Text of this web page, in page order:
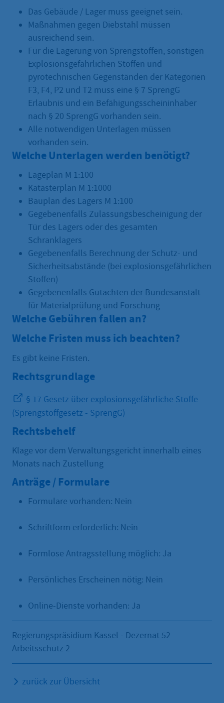
Das Gebäude / Lager muss geeignet sein.
Maßnahmen gegen Diebstahl müssen
ausreichend sein.
Für die Lagerung von Sprengstoffen, sonstigen
Explosionsgefährlichen Stoffen und
pyrotechnischen Gegenständen der Kategorien
F3, F4, P2 und T2 muss eine § 7 SprengG
Erlaubnis und ein Befähigungsscheininhaber
nach § 20 SprengG vorhanden sein.
Alle notwendigen Unterlagen müssen
vorhanden sein.
Welche Unterlagen werden benötigt?
Lageplan M 1:100
Katasterplan M 1:1000
Bauplan des Lagers M 1:100
Gegebenenfalls Zulassungsbescheinigung der
Tür des Lagers oder des gesamten
Schranklagers
Gegebenenfalls Berechnung der Schutz- und
Sicherheitsabstände (bei explosionsgefährlichen
Stoffen)
Gegebenenfalls Gutachten der Bundesanstalt
für Materialprüfung und Forschung
Welche Gebühren fallen an?
Welche Fristen muss ich beachten?
Es gibt keine Fristen.
Rechtsgrundlage
§ 17 Gesetz über explosionsgefährliche Stoffe
(Sprengstoffgesetz - SprengG)
Rechtsbehelf
Klage vor dem Verwaltungsgericht innerhalb eines
Monats nach Zustellung
Anträge / Formulare
Formulare vorhanden: Nein
Schriftform erforderlich: Nein
Formlose Antragsstellung möglich: Ja
Persönliches Erscheinen nötig: Nein
Online-Dienste vorhanden: Ja
Regierungspräsidium Kassel - Dezernat 52
Arbeitsschutz 2
zurück zur Übersicht